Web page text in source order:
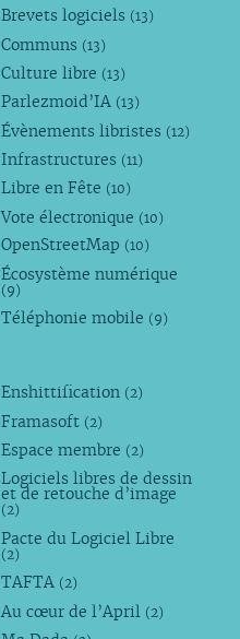
Brevets logiciels (13)
Communs (13)
Culture libre (13)
Parlezmoid’IA (13)
Évènements libristes (12)
Infrastructures (11)
Libre en Fête (10)
Vote électronique (10)
OpenStreetMap (10)
Écosystème numérique
(9)
Téléphonie mobile (9)
Enshittification (2)
Framasoft (2)
Espace membre (2)
Logiciels libres de dessin
et de retouche d’image
(2)
Pacte du Logiciel Libre
(2)
TAFTA (2)
Au cœur de l’April (2)